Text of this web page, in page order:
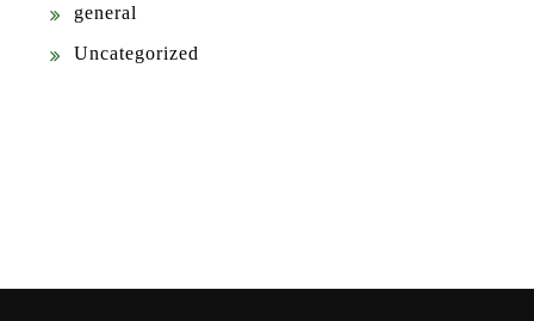
general
Uncategorized